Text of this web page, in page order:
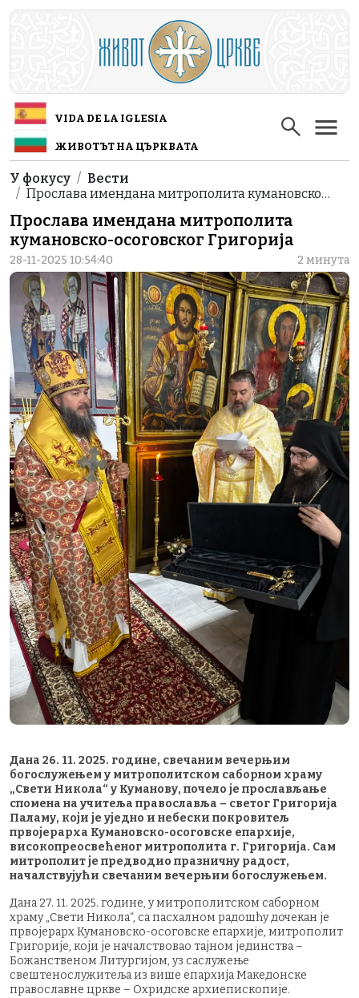
Skip to main content
VIDA DE LA IGLESIA
ЖИВОТЪТ НА ЦЪРКВАТА
Breadcrumb
У фокусу
Вести
Прослава имендана митрополита кумановско…
Прослава имендана митрополита
кумановско-осоговског Григорија
28-11-2025 10:54:40 2 минута
Дана 26. 11. 2025. године, свечаним вечерњим
богослужењем у митрополитском саборном храму
„Свети Никола“ у Куманову, почело је прослављање
спомена на учитеља православља – светог Григорија
Паламу, који је уједно и небески покровитељ
првојерарха Кумановско-осоговске епархије,
високопреосвећеног митрополита г. Григорија. Сам
митрополит је предводио празничну радост,
началствујући свечаним вечерњим богослужењем.
Дана 27. 11. 2025. године, у митрополитском саборном
храму „Свети Никола“, са пасхалном радошћу дочекан је
првојерарх Кумановско-осоговске епархије, митрополит
Григорије, који је началствовао тајном јединства –
Божанственом Литургијом, уз саслужење
свештенослужитеља из више епархија Македонске
православне цркве – Охридске архиепископије.